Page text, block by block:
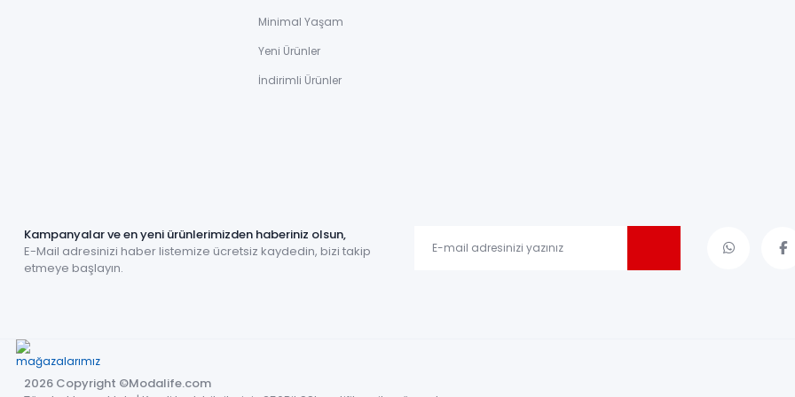
Minimal Yaşam
Yeni Ürünler
İndirimli Ürünler
Kampanyalar ve en yeni ürünlerimizden haberiniz olsun,
E-Mail adresinizi haber listemize ücretsiz kaydedin, bizi takip
etmeye başlayın.
2026 Copyright ©Modalife.com